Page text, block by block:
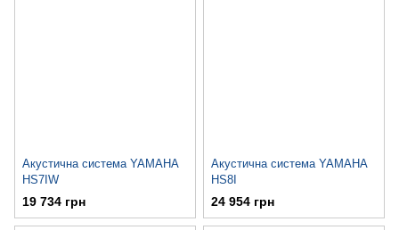
Акустична система YAMAHA
HS7IW
19 734 грн
Акустична система YAMAHA
HS8I
24 954 грн